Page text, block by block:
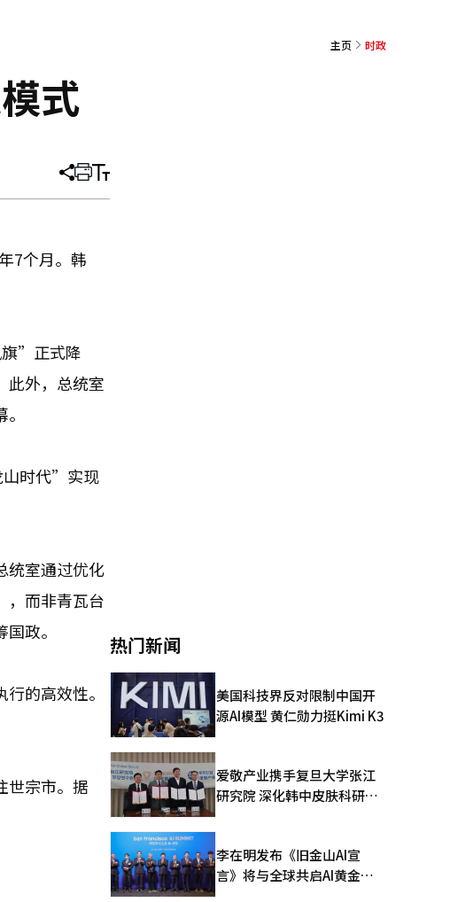
主页 时政
式
分
文
打 调
大
7个月。韩
旗”正式降
此外，总统室
山时代”实现
统室通过优化
，而非青瓦台
政。
的高效性。
世宗市。据
热门新闻
美国科技界反对限制中国开
源AI模型 黄仁勋力挺Kimi K3
爱敬产业携手复旦大学张江
研究院 深化韩中皮肤科研合
李在明发布《旧金山AI宣
言》将与全球共启AI黄金时